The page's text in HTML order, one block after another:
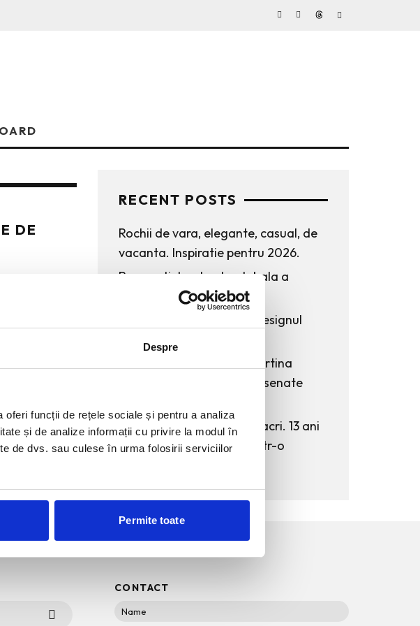
Despre
funcții de rețele sociale și pentru a analiza
și de analize informații cu privire la modul în
de dvs. sau culese în urma folosirii serviciilor
Permite toate
DE
RECENT POSTS
Rochii de vara, elegante, casual, de
vacanta. Inspiratie pentru 2026.
Bucurestiul pe harta globala a
Mercedes-Benz
Funda, element cheie in designul
rochiilor de ocazie
KAWS: Art & Comix la Albertina
Modern – cand benzile desenate
The Outsider. Andreea Macri. 13 ani
de fotografie de moda intr-o
CONTACT